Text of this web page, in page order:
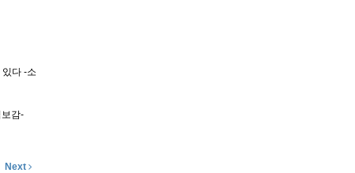
다 -소
감-
Next